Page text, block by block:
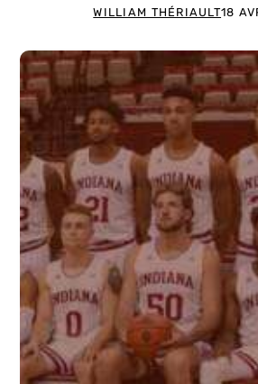
WILLIAM THÉRIAULT18